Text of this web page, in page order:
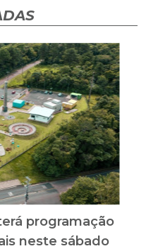
programação
neste sábado